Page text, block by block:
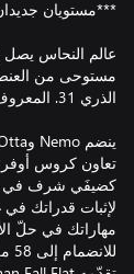
مستوحى من
مهاراتك في حلّ